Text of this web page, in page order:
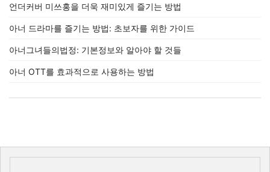
언더커버 미쓰홍을 더욱 재미있게 즐기는 방법
아너 드라마를 즐기는 방법: 초보자를 위한 가이드
아너그녀들의법정: 기본정보와 알아야 할 것들
아너 OTT를 효과적으로 사용하는 방법